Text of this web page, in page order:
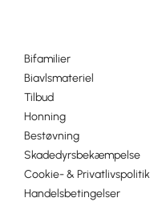
Bifamilier
Biavlsmateriel
Tilbud
Honning
Bestøvning
Skadedyrsbekæmpelse
Cookie- & Privatlivspolitik
Handelsbetingelser